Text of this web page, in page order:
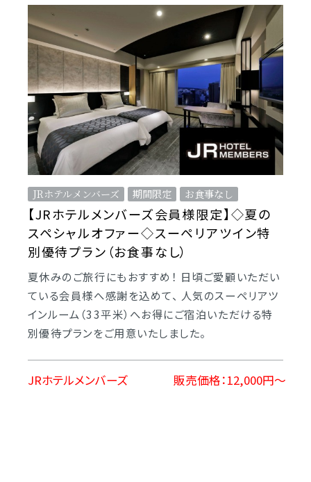
【JRホテルメンバーズ会員様限定】◇夏の
スペシャルオファー◇スーペリアツイン特
別優待プラン（お食事なし）
JRホテルメンバーズ 期間限定 お食事なし
夏休みのご旅行にもおすすめ！ 日頃ご愛顧いただい
ている会員様へ感謝を込めて、 人気のスーペリアツ
インルーム（33平米）へお得にご宿泊いただける特
別優待プランをご用意いたしました。
JRホテルメンバーズ 販売価格：12,000円～